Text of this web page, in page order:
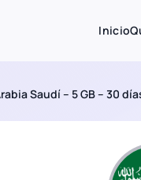
Inicio
Saudí – 5 GB – 30